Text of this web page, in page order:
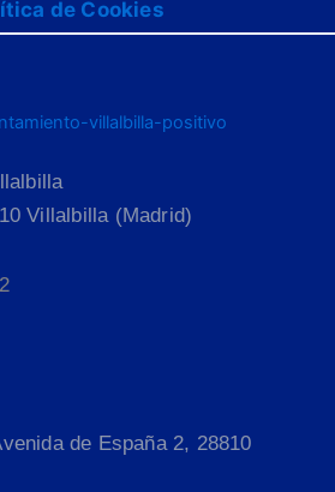
de Cookies
Villalbilla (Madrid)
de España 2, 28810